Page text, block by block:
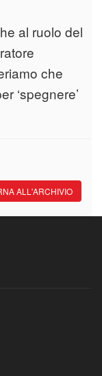
al ruolo del
che
‘spegnere’
ALL'ARCHIVIO